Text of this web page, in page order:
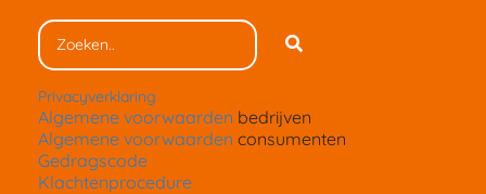
Privacyverklaring
Algemene voorwaarden bedrijven
Algemene voorwaarden consumenten
Gedragscode
Klachtenprocedure